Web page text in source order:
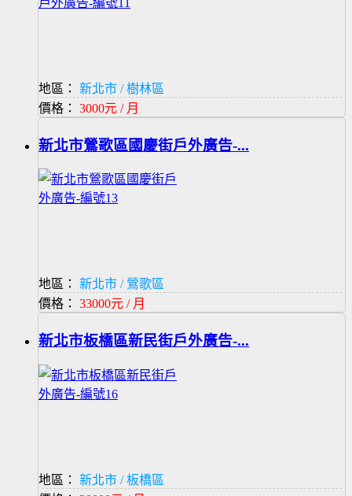
地區：
新北市 / 樹林區
價格： 3000元 / 月
新北市鶯歌區國慶街戶外廣告-...
地區：
新北市 / 鶯歌區
價格： 33000元 / 月
新北市板橋區新民街戶外廣告-...
地區：
新北市 / 板橋區